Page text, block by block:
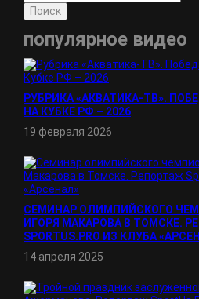
Поиск
популярное видео
РУБРИКА «АКВАТИКА-TВ».
НА КУБКЕ РФ – 2026
19 февраля 2026
СЕМИНАР ОЛИМПИЙСКОГО
ИГОРЯ МАКАРОВА В ТОМСКЕ.
SPORTUS.PRO ИЗ КЛУБА
14 апреля 2025